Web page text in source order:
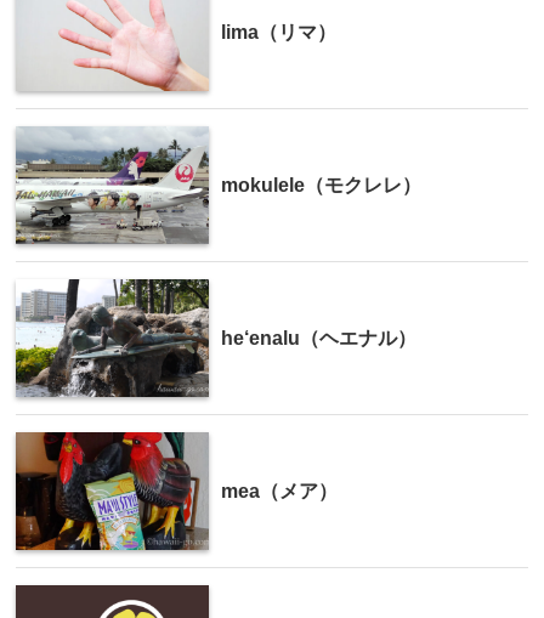
lima（リマ）
mokulele（モクレレ）
he‘enalu（ヘエナル）
mea（メア）